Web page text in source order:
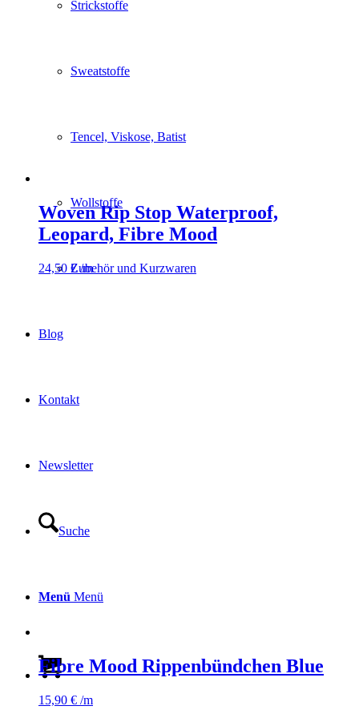
Strickstoffe
Sweatstoffe
Tencel, Viskose, Batist
Wollstoffe
Zubehör und Kurzwaren
Blog
Kontakt
Newsletter
Suche
Menü Menü
Woven Rip Stop Waterproof,
Leopard, Fibre Mood
24,50 €/m
Fibre Mood Rippenbündchen Blue
15,90 € /m